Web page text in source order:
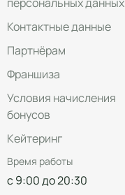
Контактные данные
Партнёрам
Франшиза
Условия начисления
бонусов
Кейтеринг
Время работы
с 9:00 до 20:30